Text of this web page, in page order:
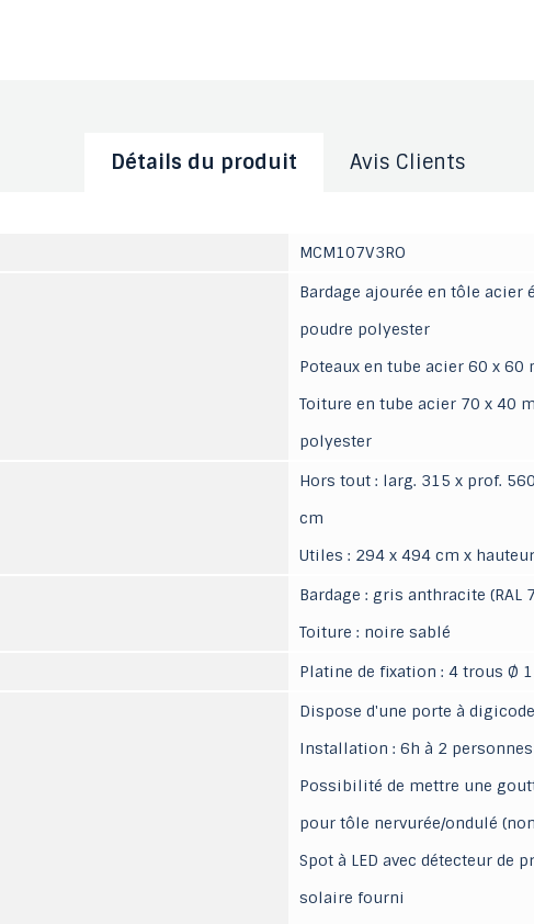
Détails du produit Avis Clients
MCM107V3RO
Bardage ajourée en tôle
poudre polyester
Poteaux en tube acier 60 x 60
Toiture en tube acier 70 x 40
polyester
Hors tout : larg. 315 x prof.
cm
Utiles : 294 x 494 cm x
Bardage : gris anthracite (RAL
Toiture : noire sablé
Platine de fixation : 4 trous Ø
Dispose d'une porte à
Installation : 6h à 2 personnes
Possibilité de mettre une
pour tôle nervurée/ondulé
Spot à LED avec détecteur de
solaire fourni